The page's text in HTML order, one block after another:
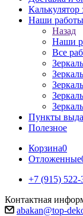
Калькулятор
Наши работы
Назад
Наши
Все
Пункты
Полезное
Корзина0
Отложенные
+7 (915) 522-
Контактная
abakan@top-